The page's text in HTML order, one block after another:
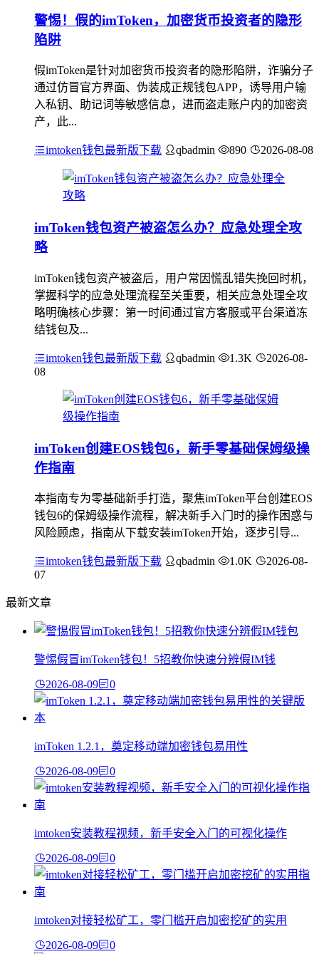
警惕！假的imToken，加密货币投资者的隐形
陷阱
假imToken是针对加密货币投资者的隐形陷阱，诈骗分子
通过仿冒官方界面、伪装成正规钱包APP，诱导用户输
入私钥、助记词等敏感信息，进而盗走账户内的加密资
产，此...
imtoken钱包最新版下载 qbadmin 890 2026-08-08
imToken钱包资产被盗怎么办？应急处理全攻
略
imToken钱包资产被盗后，用户常因慌乱错失挽回时机，
掌握科学的应急处理流程至关重要，相关应急处理全攻
略明确核心步骤：第一时间通过官方客服或平台渠道冻
结钱包及...
imtoken钱包最新版下载 qbadmin 1.3K
2026-08-
08
imToken创建EOS钱包6，新手零基础保姆级操
作指南
本指南专为零基础新手打造，聚焦imToken平台创建EOS
钱包6的保姆级操作流程，解决新手入门时的操作困惑与
风险顾虑，指南从下载安装imToken开始，逐步引导...
imtoken钱包最新版下载 qbadmin 1.0K
2026-08-
07
最新文章
警惕假冒imToken钱包！5招教你快速分辨假IM钱
2026-08-09 0
imToken 1.2.1，奠定移动端加密钱包易用性
2026-08-09 0
imtoken安装教程视频，新手安全入门的可视化操作
2026-08-09 0
imtoken对接轻松矿工，零门槛开启加密挖矿的实用
2026-08-09 0